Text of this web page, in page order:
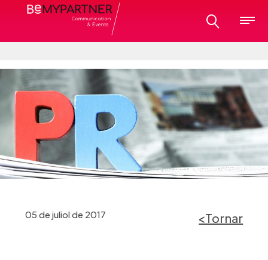
05 de juliol de 2017 <Tornar